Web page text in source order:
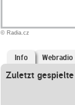
© Radia.cz
Info Webradio
Zuletzt